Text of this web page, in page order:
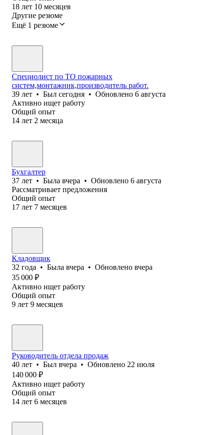
18 лет 10 месяцев
Другие резюме
Ещё 1 резюме
Специолист по ТО пожарных
систем,монтажник,производитель работ.
39 лет • Был сегодня • Обновлено 6 августа
Активно ищет работу
Общий опыт
14 лет 2 месяца
Бухгалтер
37 лет • Была вчера • Обновлено 6 августа
Рассматривает предложения
Общий опыт
17 лет 7 месяцев
Кладовщик
32 года • Была вчера • Обновлено вчера
35 000 ₽
Активно ищет работу
Общий опыт
9 лет 9 месяцев
Руководитель отдела продаж
40 лет • Был вчера • Обновлено 22 июля
140 000 ₽
Активно ищет работу
Общий опыт
14 лет 6 месяцев